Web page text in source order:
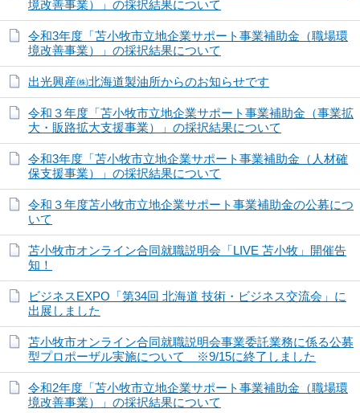
境改善事業）」の採択結果について
令和3年度「苫小牧市立地企業サポート事業補助金（職場環
境改善事業）」の採択結果について
出光興産㈱北海道製油所からのお知らせです
令和３年度「苫小牧市立地企業サポート事業補助金（事業拡
大・販路拡大支援事業）」の採択結果について
令和3年度「苫小牧市立地企業サポート事業補助金（人材確
保支援事業）」の採択結果について
令和３年度苫小牧市立地企業サポート事業補助金の公募につ
いて
苫小牧市オンライン合同就職説明会「LIVE 苫小牧」開催告
知！
ビジネスEXPO「第34回 北海道 技術・ビジネス交流会」に
出展しました
苫小牧市オンライン合同就職説明会事業委託業務に係る公募
型プロポーザル実施について ※9/15に終了しました
令和2年度「苫小牧市立地企業サポート事業補助金（職場環
境改善事業）」の採択結果について